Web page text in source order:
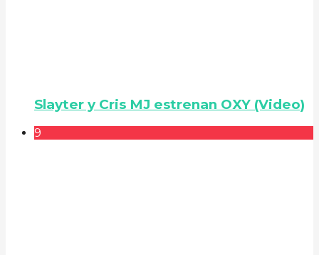
Slayter y Cris MJ estrenan OXY (Video)
9